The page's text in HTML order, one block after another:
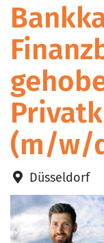
(m/w/
Düsseldorf